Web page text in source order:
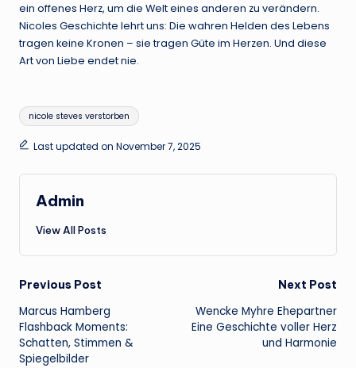
ein offenes Herz, um die Welt eines anderen zu verändern.
Nicoles Geschichte lehrt uns: Die wahren Helden des Lebens
tragen keine Kronen – sie tragen Güte im Herzen. Und diese
Art von Liebe endet nie.
Tags:
nicole steves verstorben
Last updated on November 7, 2025
Admin
View All Posts
Post
navigation
Previous Post
Marcus Hamberg
Flashback Moments:
Schatten, Stimmen &
Spiegelbilder
Next Post
Wencke Myhre Ehepartner
Eine Geschichte voller Herz
und Harmonie